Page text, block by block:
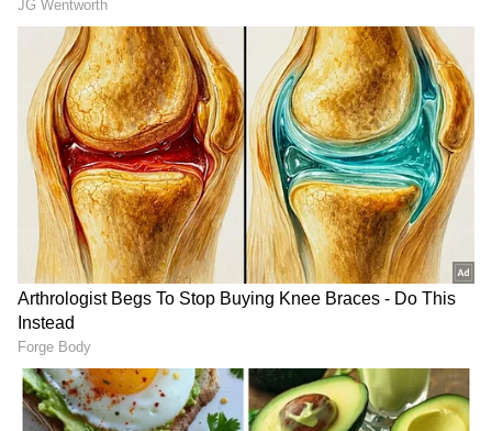
Related Articles
ರಶ್ಮಿಕಾ ಕೈ ಮೇಲಿದೆ 'ಆ' ಸೀಕ್ರೆಟ್ ಟ್ಯಾಟೂ? ವಿಜಯ್‌
ದೇವರಕೊಂಡಗಾಗಿಯೇ ಹಾಕಿಸಿಕೊಂಡ್ರಾ?
ತಮಿಳುನಾಡು ಸರ್ಕಾರದ ನೂತನ ಸಚಿವರ ಖಾತೆ ಹಂಚಿಕೆ
ಮಾಡಿದ ಸಿಎಂ ವಿಜಯ್‌, ಬಲಿಷ್ಠ ಖಾತೆ ತನ್ನಲ್ಲೇ
ಇರಿಸಿಕೊಂಡ ದಳಪತಿ!
3